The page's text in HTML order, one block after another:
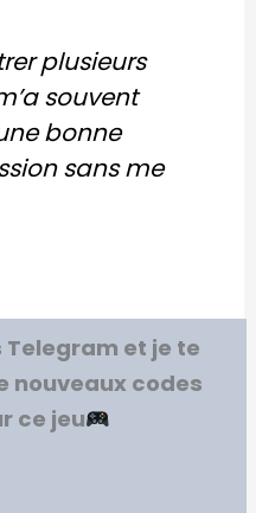
plusieurs
souvent
bonne
sans me
et je te
nouveaux codes
ce jeu